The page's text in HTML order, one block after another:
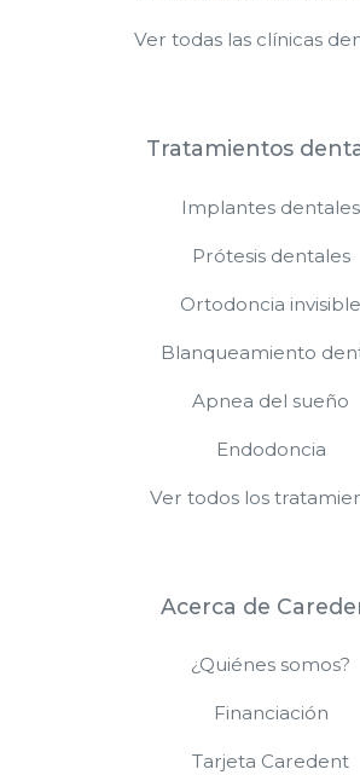
Ver todas las clínicas
Tratamientos
Implantes dentales
Prótesis dentales
Ortodoncia invisible
Blanqueamiento
Apnea del sueño
Endodoncia
Ver todos los
Acerca de
¿Quiénes somos?
Financiación
Tarjeta Caredent